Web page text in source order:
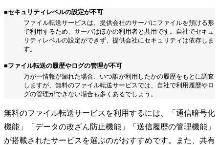
■セキュリティレベルの設定が不可
ファイル転送サービスは、提供会社のサーバにファイルを預ける形
で利用するため、サーバはほかの利用者と共用です。自社でセキュ
リティレベルの設定ができず、提供会社にセキュリティは依存しま
す。
■ファイル転送の履歴やログの管理が不可
万が一情報が漏れた場合、いつ誰が利用したかの履歴をもとに調査
しますが、無料のファイル転送サービスでは、自社で利用履歴やロ
グの管理ができない場合も多くあるでしょう。
無料のファイル転送サービスを利用するには、「通信暗号化
機能」「データの改ざん防止機能」「送信履歴の管理機能」
が搭載されたサービスを選ぶのがおすすめです。また、共有